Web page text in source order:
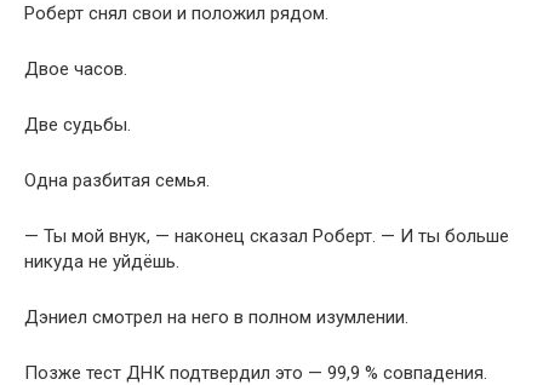
Роберт снял свои и положил рядом.
Двое часов.
Две судьбы.
Одна разбитая семья.
— Ты мой внук, — наконец сказал Роберт. — И ты больше
никуда не уйдёшь.
Дэниел смотрел на него в полном изумлении.
Позже тест ДНК подтвердил это — 99,9 % совпадения.